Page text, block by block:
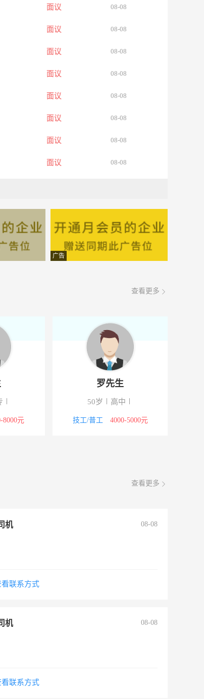
面议 08-08
面议 08-08
面议 08-08
面议 08-08
面议 08-08
面议 08-08
面议 08-08
面议 08-08
面议 08-08
面议 08-08
08-08
08-08
08-08
08-08
广告
查看更多
8000元
罗先生
50岁 高中
技工/普工 4000-5000元
查看更多
机 08-08
看联系方式
机 08-08
看联系方式